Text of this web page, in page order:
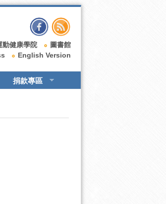
動健康學院
圖書館
English Version
捐款專區